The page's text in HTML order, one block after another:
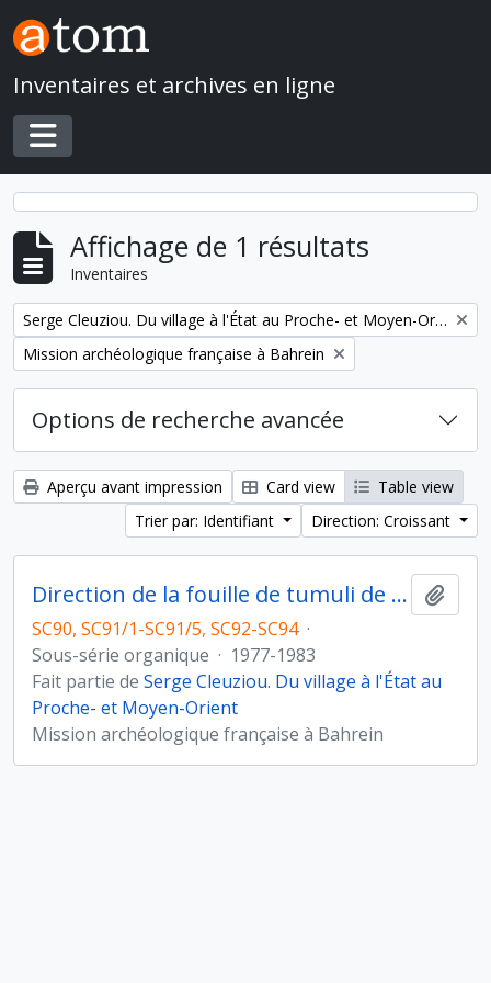
Skip to main content
Inventaires et archives en ligne
Toggle navigation
Affichage de 1 résultats
Inventaires
Remove filter:
Serge Cleuziou. Du village à l'État au Proche- et Moyen-Orient
Remove filter:
Mission archéologique française à Bahrein
Options de recherche avancée
Aperçu avant impression Card view
Table view
Trier par: Identifiant
Direction: Croissant
Direction de la fouille de tumuli de l'Age du Bronze à Umm Jidr, Bahreïn (novembre 1979)
SC90, SC91/1-SC91/5, SC92-SC94 ·
Sous-série organique · 1977-1983
Fait partie de Serge Cleuziou. Du village à l'État au
Proche- et Moyen-Orient
Mission archéologique française à Bahrein